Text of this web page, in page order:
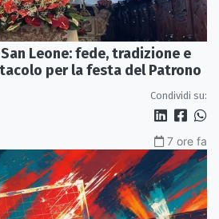
Leone: fede, tradizione e
per la festa del Patrono
Condividi su:
7 ore fa